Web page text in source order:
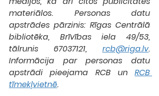
materiālos. Personas datu
apstrādes pārzinis: Rīgas Centrālā
bibliotēka, Brīvības iela 49/53,
tālrunis 67037121, rcb@riga.lv.
Informācija par personas datu
apstrādi pieejama RCB un RCB
tīmekļvietnē.